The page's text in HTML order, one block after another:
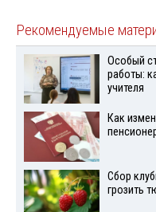
Рекомендуемые
Особый
работы:
учителя
Как
Сбор
грозить